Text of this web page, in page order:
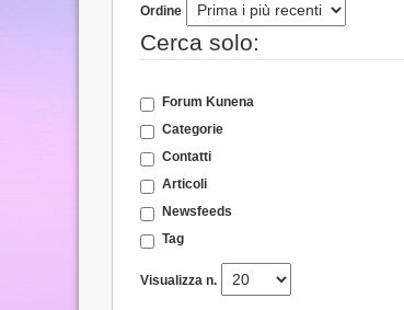
Ordine
Cerca solo:
Forum Kunena
Categorie
Contatti
Articoli
Newsfeeds
Tag
Visualizza n.